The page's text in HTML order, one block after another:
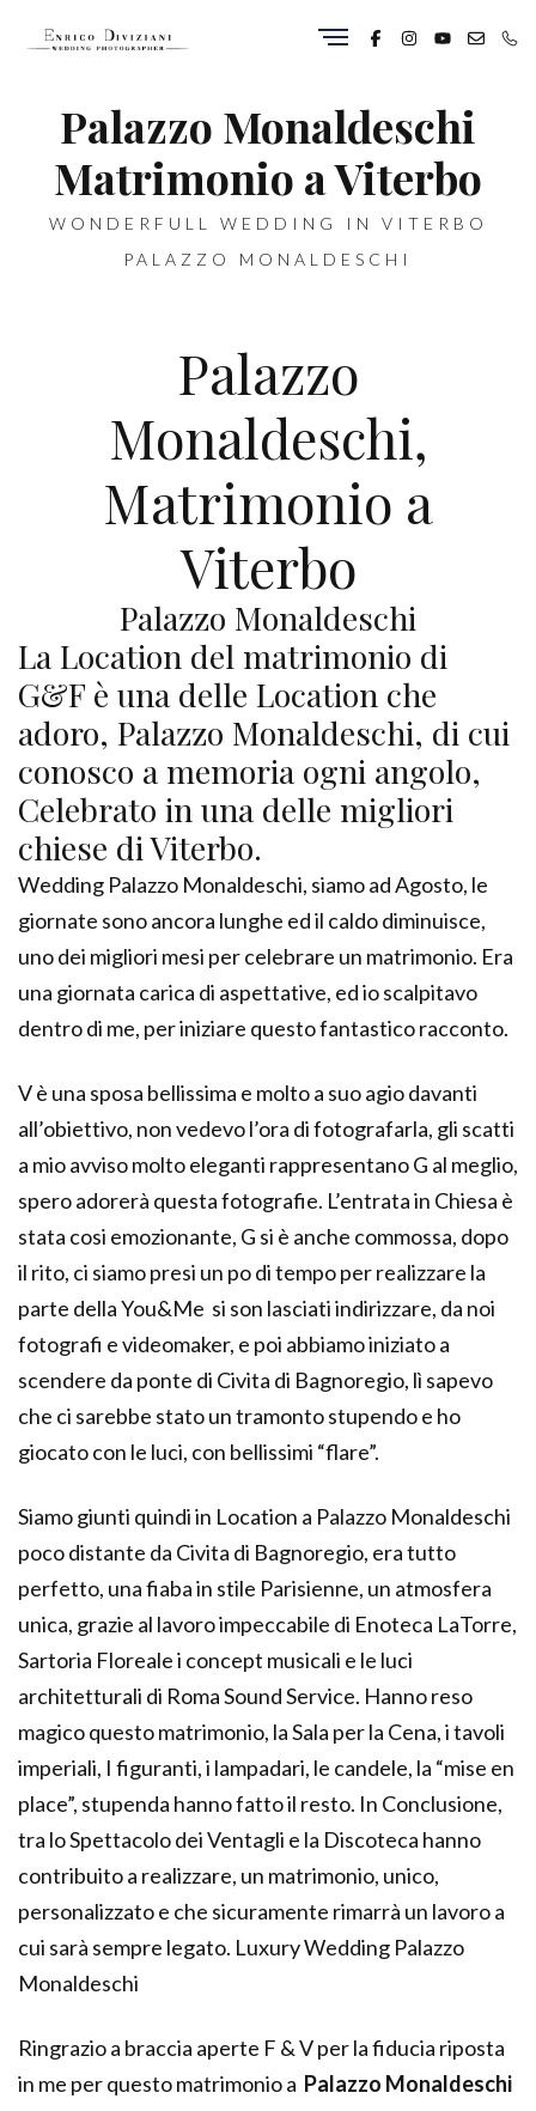
Palazzo Monaldeschi
Matrimonio a Viterbo
WONDERFULL WEDDING IN VITERBO
PALAZZO MONALDESCHI
Palazzo
Monaldeschi,
Matrimonio a
Viterbo
Palazzo Monaldeschi
La Location del matrimonio di
G&F è una delle Location che
adoro, Palazzo Monaldeschi, di cui
conosco a memoria ogni angolo,
Celebrato in una delle migliori
chiese di Viterbo.
Wedding Palazzo Monaldeschi, siamo ad Agosto, le
giornate sono ancora lunghe ed il caldo diminuisce,
uno dei migliori mesi per celebrare un matrimonio. Era
una giornata carica di aspettative, ed io scalpitavo
dentro di me, per iniziare questo fantastico racconto.
V è una sposa bellissima e molto a suo agio davanti
all’obiettivo, non vedevo l’ora di fotografarla, gli scatti
a mio avviso molto eleganti rappresentano G al meglio,
spero adorerà questa fotografie. L’entrata in Chiesa è
stata cosi emozionante, G si è anche commossa, dopo
il rito, ci siamo presi un po di tempo per realizzare la
parte della You&Me si son lasciati indirizzare, da noi
fotografi e videomaker, e poi abbiamo iniziato a
scendere da ponte di Civita di Bagnoregio, lì sapevo
che ci sarebbe stato un tramonto stupendo e ho
giocato con le luci, con bellissimi “flare”.
Siamo giunti quindi in Location a Palazzo Monaldeschi
poco distante da Civita di Bagnoregio, era tutto
perfetto, una fiaba in stile Parisienne, un atmosfera
unica, grazie al lavoro impeccabile di Enoteca LaTorre,
Sartoria Floreale i concept musicali e le luci
architetturali di Roma Sound Service. Hanno reso
magico questo matrimonio, la Sala per la Cena, i tavoli
imperiali, I figuranti, i lampadari, le candele, la “mise en
place”, stupenda hanno fatto il resto. In Conclusione,
tra lo Spettacolo dei Ventagli e la Discoteca hanno
contribuito a realizzare, un matrimonio, unico,
personalizzato e che sicuramente rimarrà un lavoro a
cui sarà sempre legato. Luxury Wedding Palazzo
Monaldeschi
Ringrazio a braccia aperte F & V per la fiducia riposta
in me per questo matrimonio a Palazzo Monaldeschi